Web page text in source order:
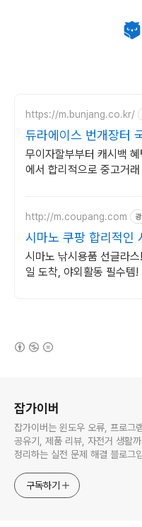
https://m.bunjang.co.kr/
듀라에이스 번개장터
중고거래
무이자할부부터 캐시백
에서 합리적으로 중고거
http://m.coupang.com
시마노 쿠팡 합리적인
시마노 낚시용품 선글라
일 도착, 야외활동 필수템
잡가이버
잡가이버는 윈도우 오류, 프로그
공유기, 제품 리뷰, 자전거 생활
정리하는 실전 문제 해결 블로그
구독하기